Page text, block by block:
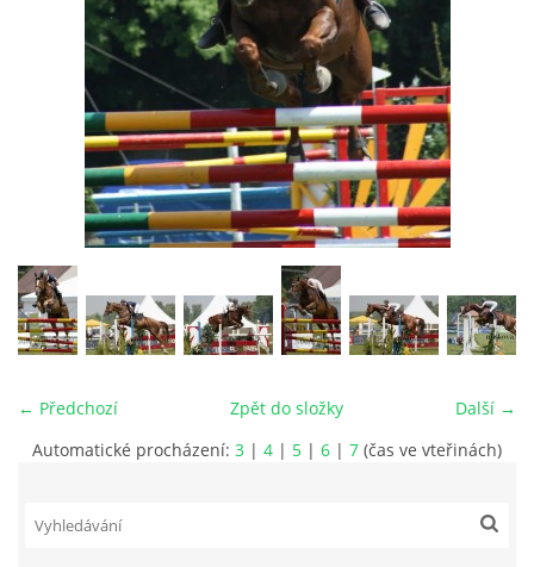
ODKAZY
NOVÝ PŘEKÁŽKOVÝ MATERIÁL
CENÍK SLUŽEB
PŘISPĚVEK ČUS KARVINA -PODPORA SPORTU V
MORAVSKOSLEZSKÉM KRAJI
NÁHRADNÍ TERMÍN BRIGÁDY PRO TY KTEŘÍ SE
NEDOSTAVILI NA PODZIMNÍ BRIGÁDU
← Předchozí Další →
Zpět do složky
Automatické procházení: 3 | 4 | 5 | 6 | 7 (čas ve vteřinách)